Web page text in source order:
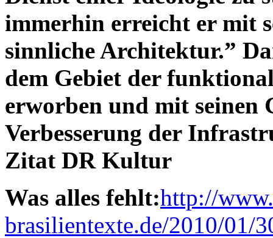
immerhin erreicht er mit
sinnliche Architektur.”
dem Gebiet der
erworben und mit seinen
Verbesserung der
Zitat DR Kultur
Was alles fehlt:http://
brasilientexte.de/2010/01/